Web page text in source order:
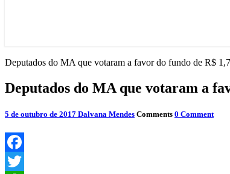
Deputados do MA que votaram a favor do fundo de R$
Deputados do MA que votaram a
5 de outubro de 2017 Dalvana Mendes Comments 0 Comment
Facebook